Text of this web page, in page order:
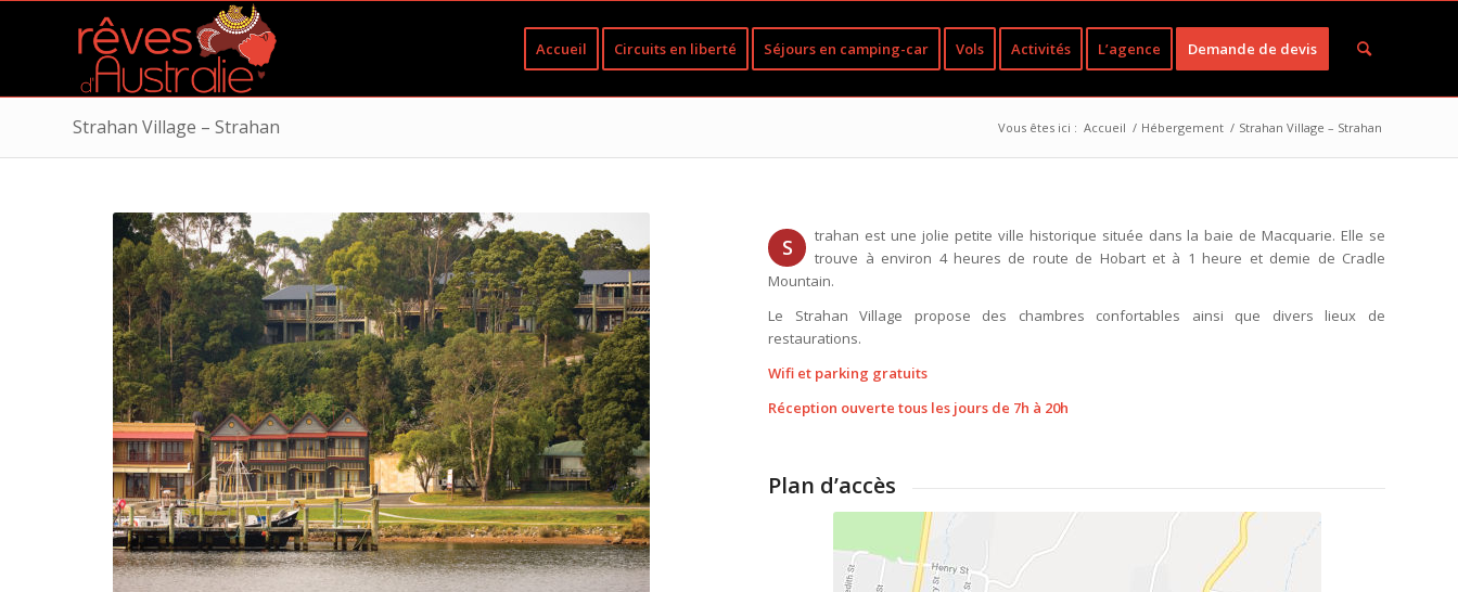
Accueil Circuits en liberté Séjours en camping-car Vols Activités L’agence Demande de devis
Strahan Village – Strahan Vous êtes ici : Accueil / Hébergement / Strahan Village – Strahan
S
trahan est une jolie petite ville historique située dans la baie de Macquarie. Elle se
trouve à environ 4 heures de route de Hobart et à 1 heure et demie de Cradle
Mountain.
Le Strahan Village propose des chambres confortables ainsi que divers lieux de
restaurations.
Wifi et parking gratuits
Réception ouverte tous les jours de 7h à 20h
Plan d’accès